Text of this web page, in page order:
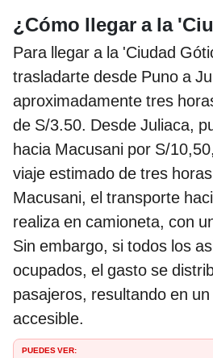
¿Cómo llegar a la
Para llegar a la 'Ciudad
trasladarte desde Puno a
aproximadamente tres
de S/3.50. Desde Juliaca,
hacia Macusani por S/
viaje estimado de tres
Macusani, el transporte
realiza en camioneta, con
Sin embargo, si todos los
ocupados, el gasto se
pasajeros, resultando en
accesible.
PUEDES VER: